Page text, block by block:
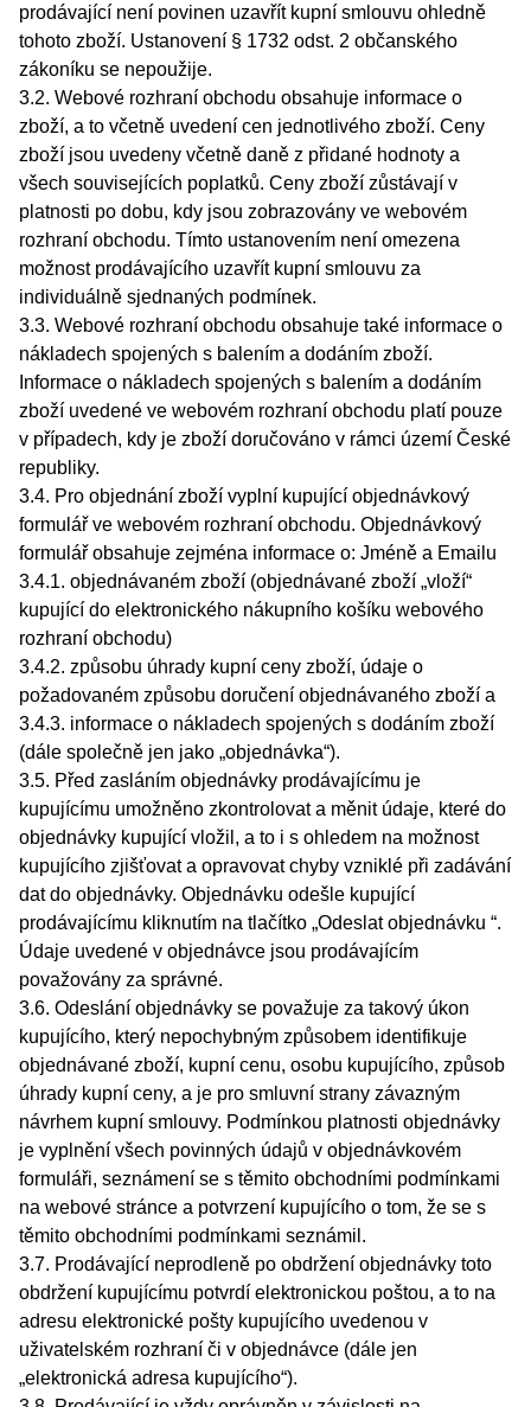
prodávající není povinen uzavřít kupní smlouvu ohledně
tohoto zboží. Ustanovení § 1732 odst. 2 občanského
zákoníku se nepoužije.
3.2. Webové rozhraní obchodu obsahuje informace o
zboží, a to včetně uvedení cen jednotlivého zboží. Ceny
zboží jsou uvedeny včetně daně z přidané hodnoty a
všech souvisejících poplatků. Ceny zboží zůstávají v
platnosti po dobu, kdy jsou zobrazovány ve webovém
rozhraní obchodu. Tímto ustanovením není omezena
možnost prodávajícího uzavřít kupní smlouvu za
individuálně sjednaných podmínek.
3.3. Webové rozhraní obchodu obsahuje také informace o
nákladech spojených s balením a dodáním zboží.
Informace o nákladech spojených s balením a dodáním
zboží uvedené ve webovém rozhraní obchodu platí pouze
v případech, kdy je zboží doručováno v rámci území České
republiky.
3.4. Pro objednání zboží vyplní kupující objednávkový
formulář ve webovém rozhraní obchodu. Objednávkový
formulář obsahuje zejména informace o: Jméně a Emailu
3.4.1. objednávaném zboží (objednávané zboží „vloží“
kupující do elektronického nákupního košíku webového
rozhraní obchodu)
3.4.2. způsobu úhrady kupní ceny zboží, údaje o
požadovaném způsobu doručení objednávaného zboží a
3.4.3. informace o nákladech spojených s dodáním zboží
(dále společně jen jako „objednávka“).
3.5. Před zasláním objednávky prodávajícímu je
kupujícímu umožněno zkontrolovat a měnit údaje, které do
objednávky kupující vložil, a to i s ohledem na možnost
kupujícího zjišťovat a opravovat chyby vzniklé při zadávání
dat do objednávky. Objednávku odešle kupující
prodávajícímu kliknutím na tlačítko „Odeslat objednávku “.
Údaje uvedené v objednávce jsou prodávajícím
považovány za správné.
3.6. Odeslání objednávky se považuje za takový úkon
kupujícího, který nepochybným způsobem identifikuje
objednávané zboží, kupní cenu, osobu kupujícího, způsob
úhrady kupní ceny, a je pro smluvní strany závazným
návrhem kupní smlouvy. Podmínkou platnosti objednávky
je vyplnění všech povinných údajů v objednávkovém
formuláři, seznámení se s těmito obchodními podmínkami
na webové stránce a potvrzení kupujícího o tom, že se s
těmito obchodními podmínkami seznámil.
3.7. Prodávající neprodleně po obdržení objednávky toto
obdržení kupujícímu potvrdí elektronickou poštou, a to na
adresu elektronické pošty kupujícího uvedenou v
uživatelském rozhraní či v objednávce (dále jen
„elektronická adresa kupujícího“).